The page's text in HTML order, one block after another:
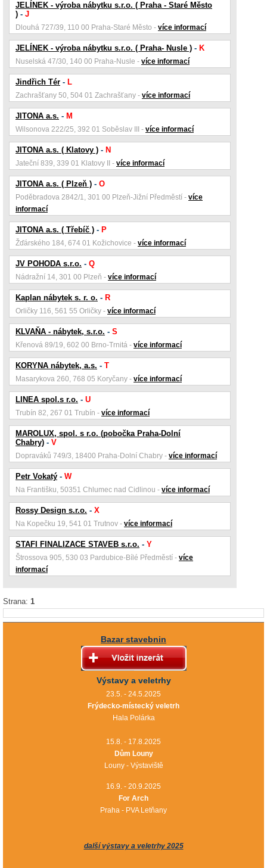
JELÍNEK - výroba nábytku s.r.o. ( Praha - Staré Město
) - J
Dlouhá 727/39, 110 00 Praha-Staré Město - více informací
JELÍNEK - výroba nábytku s.r.o. ( Praha- Nusle ) - K
Nuselská 47/30, 140 00 Praha-Nusle - více informací
Jindřich Tér - L
Zachrašťany 50, 504 01 Zachrašťany - více informací
JITONA a.s. - M
Wilsonova 222/25, 392 01 Soběslav III - více informací
JITONA a.s. ( Klatovy ) - N
Jateční 839, 339 01 Klatovy II - více informací
JITONA a.s. ( Plzeň ) - O
Poděbradova 2842/1, 301 00 Plzeň-Jižní Předměstí - více
informací
JITONA a.s. ( Třebíč ) - P
Žďárského 184, 674 01 Kožichovice - více informací
JV POHODA s.r.o. - Q
Nádražní 14, 301 00 Plzeň - více informací
Kaplan nábytek s. r. o. - R
Orličky 116, 561 55 Orličky - více informací
KLVAŇA - nábytek, s.r.o. - S
Křenová 89/19, 602 00 Brno-Trnitá - více informací
KORYNA nábytek, a.s. - T
Masarykova 260, 768 05 Koryčany - více informací
LINEA spol.s r.o. - U
Trubín 82, 267 01 Trubín - více informací
MAROLUX, spol. s r.o. (pobočka Praha-Dolní
Chabry) - V
Dopraváků 749/3, 18400 Praha-Dolní Chabry - více informací
Petr Vokatý - W
Na Františku, 50351 Chlumec nad Cidlinou - více informací
Rossy Design s.r.o. - X
Na Kopečku 19, 541 01 Trutnov - více informací
STAFI FINALIZACE STAVEB s.r.o. - Y
Štrossova 905, 530 03 Pardubice-Bílé Předměstí - více
informací
Strana: 1
Bazar stavebnin
Výstavy a veletrhy
23.5. - 24.5.2025
Frýdecko-místecký veletrh
Hala Polárka
15.8. - 17.8.2025
Dům Louny
Louny - Výstaviště
16.9. - 20.9.2025
For Arch
Praha - PVA Letňany
další výstavy a veletrhy 2025